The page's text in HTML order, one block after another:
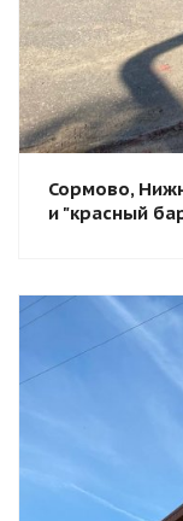
Сормово,
и "красный